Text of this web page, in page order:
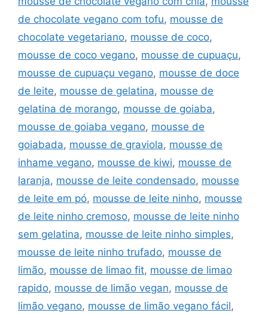
de chocolate vegano com tofu, mousse de
chocolate vegetariano, mousse de coco,
mousse de coco vegano, mousse de cupuaçu,
mousse de cupuaçu vegano, mousse de doce
de leite, mousse de gelatina, mousse de
gelatina de morango, mousse de goiaba,
mousse de goiaba vegano, mousse de
goiabada, mousse de graviola, mousse de
inhame vegano, mousse de kiwi, mousse de
laranja, mousse de leite condensado, mousse
de leite em pó, mousse de leite ninho, mousse
de leite ninho cremoso, mousse de leite ninho
sem gelatina, mousse de leite ninho simples,
mousse de leite ninho trufado, mousse de
limão, mousse de limao fit, mousse de limao
rapido, mousse de limão vegan, mousse de
limão vegano, mousse de limão vegano fácil,